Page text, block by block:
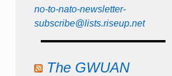
no-to-nato-newsletter-
subscribe@lists.riseup.net
The GWUAN